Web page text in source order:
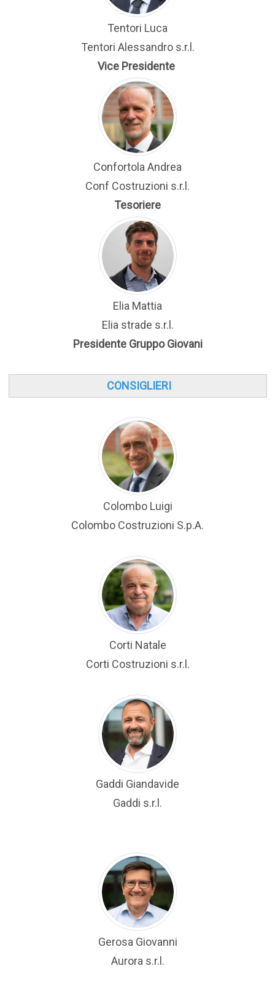
Tentori Luca
Tentori Alessandro s.r.l.
Vice Presidente
Confortola Andrea
Conf Costruzioni s.r.l.
Tesoriere
Elia Mattia
Elia strade s.r.l.
Presidente Gruppo Giovani
CONSIGLIERI
Colombo Luigi
Colombo Costruzioni S.p.A.
Corti Natale
Corti Costruzioni s.r.l.
Gaddi Giandavide
Gaddi s.r.l.
Gerosa Giovanni
Aurora s.r.l.